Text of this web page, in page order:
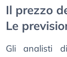
Il prezzo
Le
Gli analisti